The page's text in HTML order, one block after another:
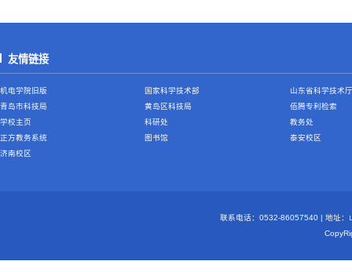
友情链接
机电学院旧版 国家科学技术部
山东省科学技术厅
青岛市科技局
黄岛区科技局
佰腾专利检索
学校主页
科研处
教务处
正方教务系统
图书馆
泰安校区
济南校区
联系电话：0532-86057540 | 地址：